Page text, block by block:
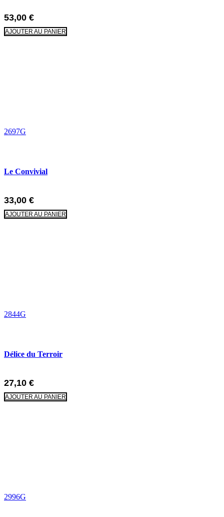
53,00 €
AJOUTER AU PANIER
2697G
Le Convivial
33,00 €
AJOUTER AU PANIER
2844G
Délice du Terroir
27,10 €
AJOUTER AU PANIER
2996G